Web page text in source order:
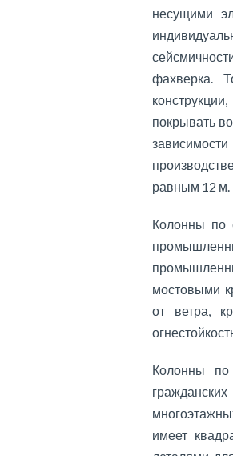
несущими
фахверка.
покрывать
равным 12 м.
Колонны по
мостовыми
от ветра,
Колонны по
имеет